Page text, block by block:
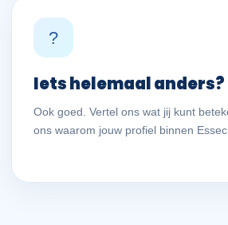
?
Iets helemaal anders?
Ook goed. Vertel ons wat jij kunt
ons waarom jouw profiel binnen